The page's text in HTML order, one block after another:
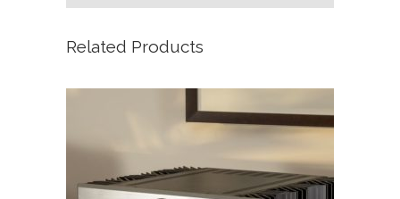
Related Products